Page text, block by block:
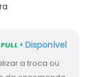
• Disponível
a troca ou